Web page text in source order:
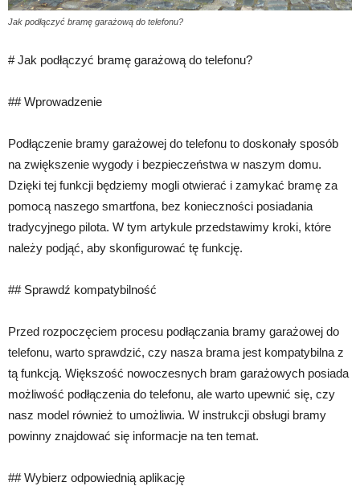
Jak podłączyć bramę garażową do telefonu?
# Jak podłączyć bramę garażową do telefonu?
## Wprowadzenie
Podłączenie bramy garażowej do telefonu to doskonały sposób
na zwiększenie wygody i bezpieczeństwa w naszym domu.
Dzięki tej funkcji będziemy mogli otwierać i zamykać bramę za
pomocą naszego smartfona, bez konieczności posiadania
tradycyjnego pilota. W tym artykule przedstawimy kroki, które
należy podjąć, aby skonfigurować tę funkcję.
## Sprawdź kompatybilność
Przed rozpoczęciem procesu podłączania bramy garażowej do
telefonu, warto sprawdzić, czy nasza brama jest kompatybilna z
tą funkcją. Większość nowoczesnych bram garażowych posiada
możliwość podłączenia do telefonu, ale warto upewnić się, czy
nasz model również to umożliwia. W instrukcji obsługi bramy
powinny znajdować się informacje na ten temat.
## Wybierz odpowiednią aplikację